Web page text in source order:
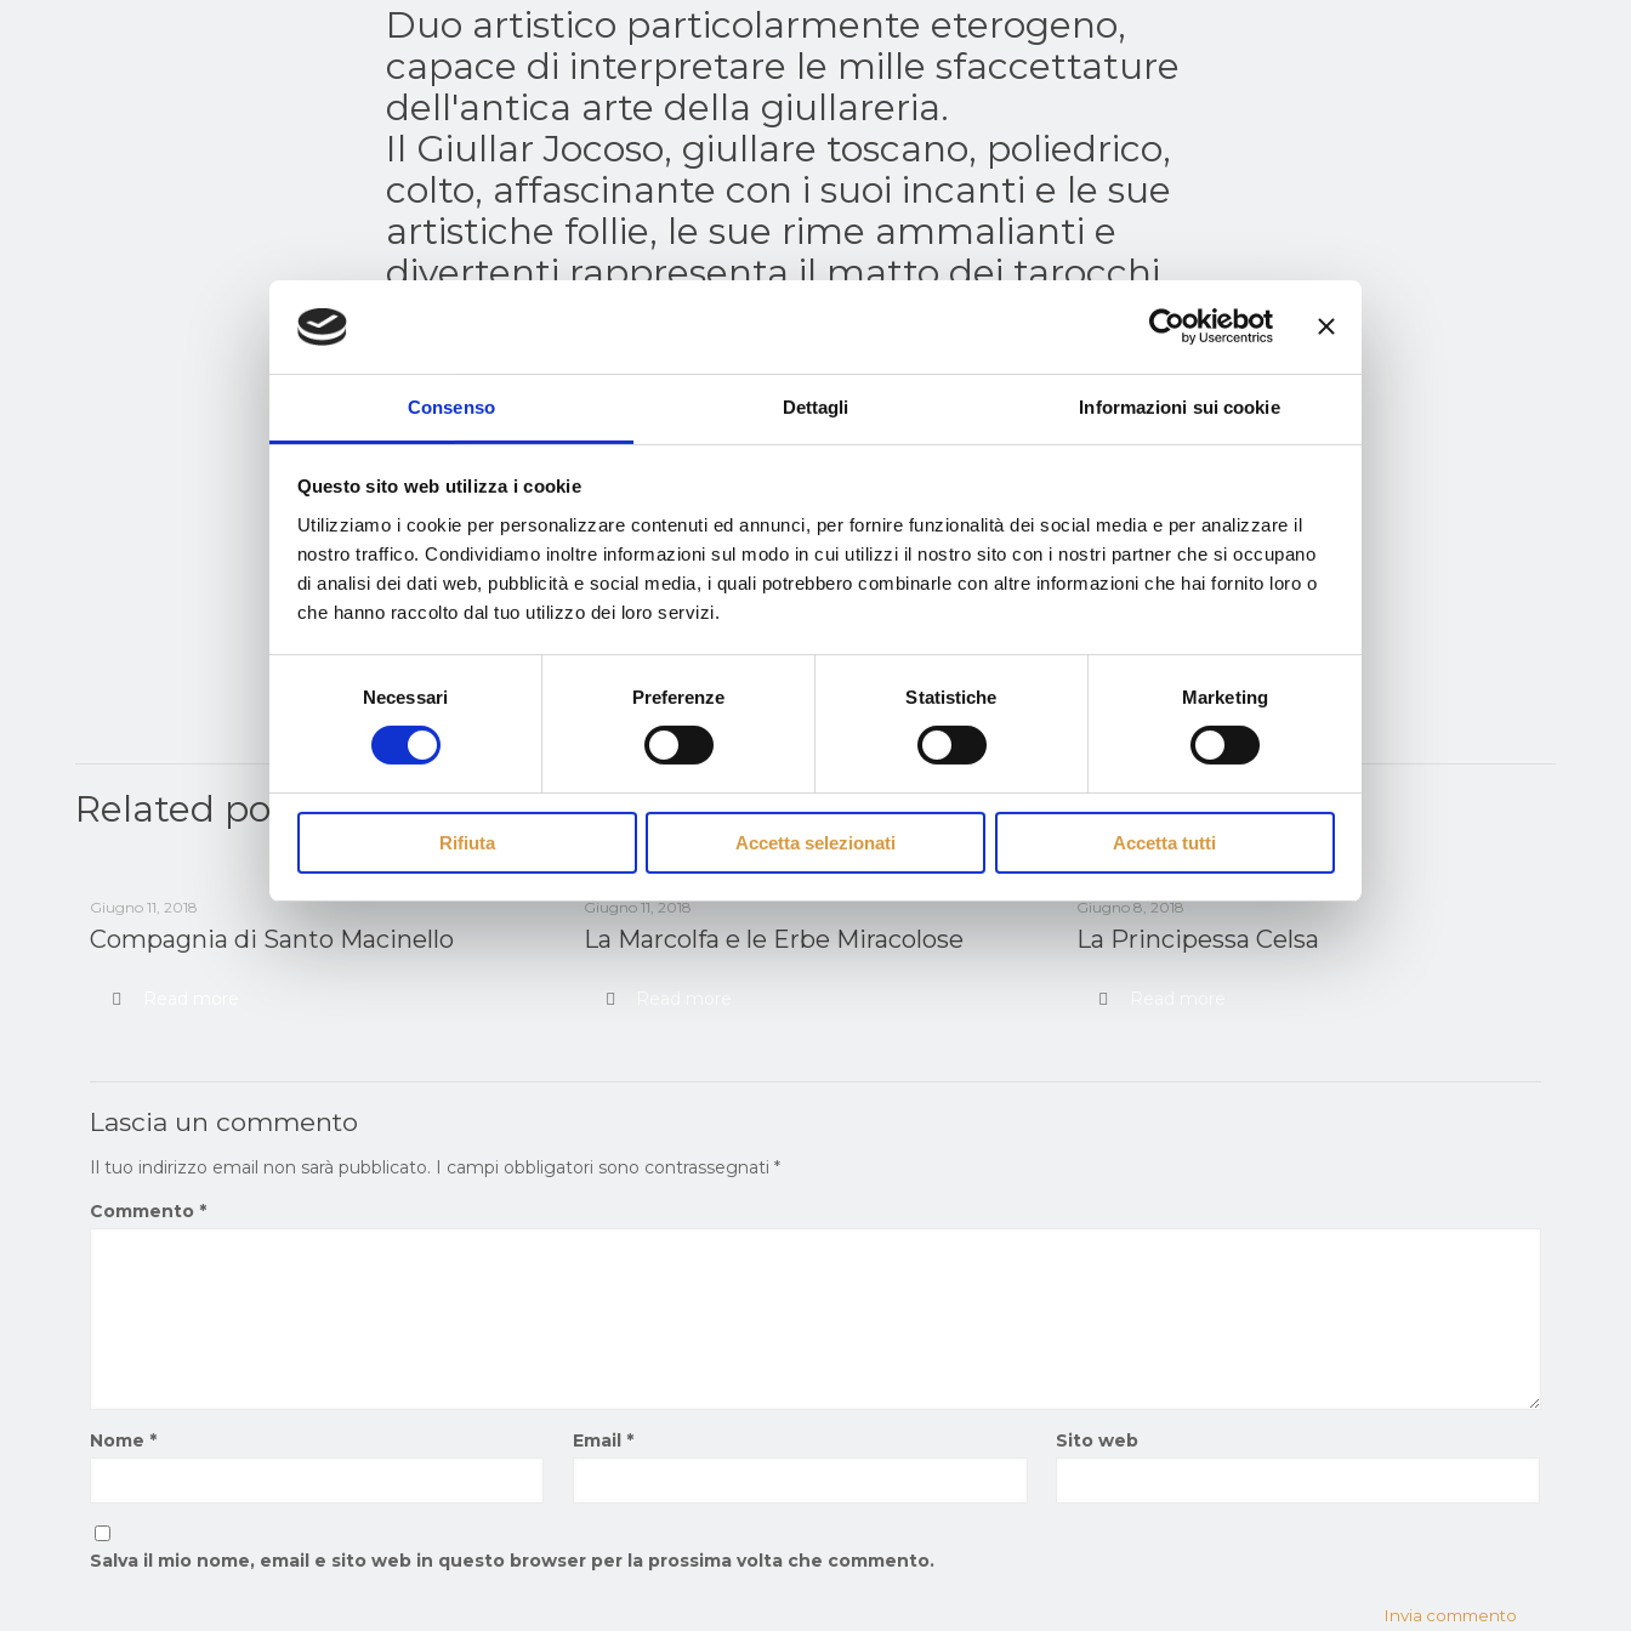
Consenso Dettagli Informazioni sui cookie
Questo sito web utilizza i cookie
Utilizziamo i cookie per personalizzare contenuti ed annunci, per fornire funzionalità dei social media e per analizzare il
nostro traffico. Condividiamo inoltre informazioni sul modo in cui utilizzi il nostro sito con i nostri partner che si occupano
di analisi dei dati web, pubblicità e social media, i quali potrebbero combinarle con altre informazioni che hai fornito loro o
che hanno raccolto dal tuo utilizzo dei loro servizi.
Necessari Preferenze Statistiche Marketing
Rifiuta Accetta selezionati Accetta tutti
Duo artistico particolarmente eterogeno,
capace di interpretare le mille sfaccettature
dell'antica arte della giullareria.
Il Giullar Jocoso, giullare toscano, poliedrico,
colto, affascinante con i suoi incanti e le sue
artistiche follie, le sue rime ammalianti e
divertenti rappresenta il matto dei tarocchi.
La Dama della Luna, danzatrice, equilibrista,
movimento, incanta e stupisce il pubblico con
giochi di fuoco ed evoluzioni a terra e sui
trampoli.
Related posts
Giugno 11, 2018
Compagnia di Santo Macinello
Giugno 11, 2018
La Marcolfa e le Erbe Miracolose
Giugno 8, 2018
La Principessa Celsa
Lascia un commento
Il tuo indirizzo email non sarà pubblicato. I campi obbligatori sono contrassegnati*
Commento *
Nome * Email * Sito web
Salva il mio nome, email e sito web in questo browser per la prossima volta che commento.